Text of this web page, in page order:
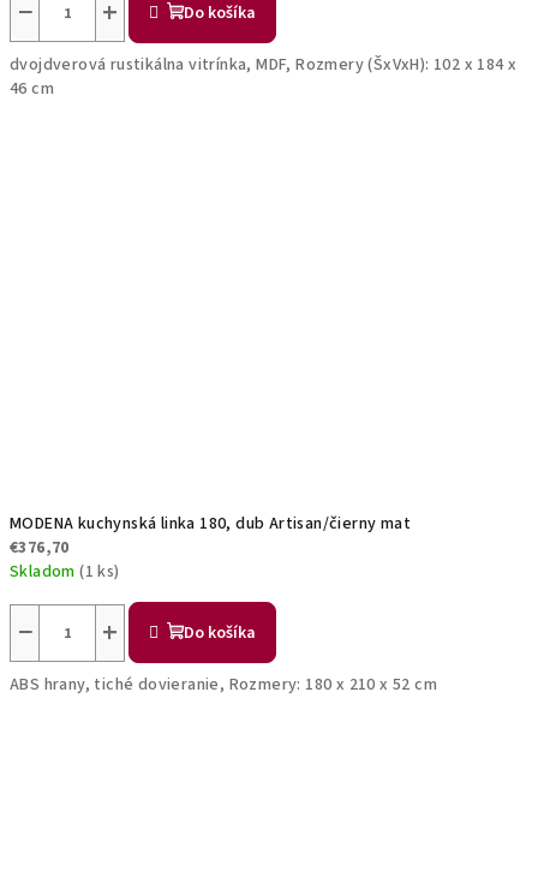
+
− Do košíka
dvojdverová rustikálna vitrínka, MDF, Rozmery (ŠxVxH): 102 x 184 x
46 cm
MODENA kuchynská linka 180, dub Artisan/čierny mat
€376,70
Skladom(1 ks)
+
− Do košíka
ABS hrany, tiché dovieranie, Rozmery: 180 x 210 x 52 cm